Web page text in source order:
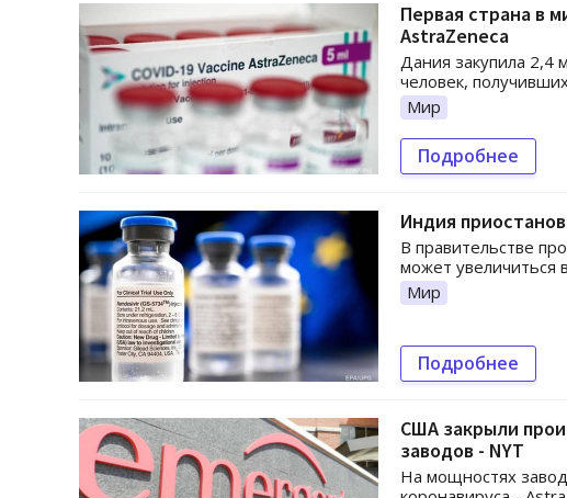
Первая страна в
AstraZeneca
Дания закупила 2,4
человек,
Мир
Подробнее
Индия
В правительстве
может увеличиться
Мир
Подробнее
США закрыли
заводов - NYT
На мощностях